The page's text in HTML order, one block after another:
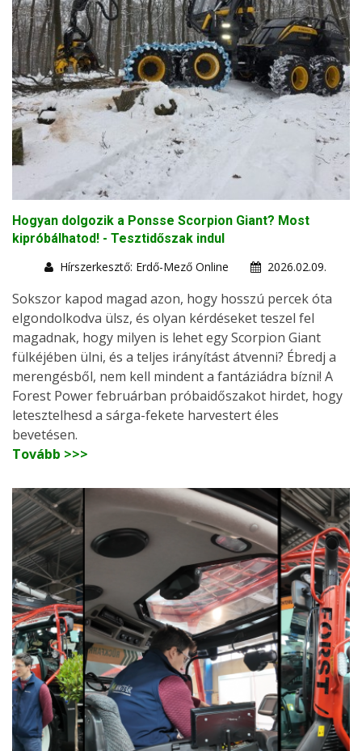
Hogyan dolgozik a Ponsse Scorpion Giant? Most
kipróbálhatod! - Tesztidőszak indul
Hírszerkesztő: Erdő-Mező Online
2026.02.09.
Sokszor kapod magad azon, hogy hosszú percek óta
elgondolkodva ülsz, és olyan kérdéseket teszel fel
magadnak, hogy milyen is lehet egy Scorpion Giant
fülkéjében ülni, és a teljes irányítást átvenni? Ébredj a
merengésből, nem kell mindent a fantáziádra bízni! A
Forest Power februárban próbaidőszakot hirdet, hogy
letesztelhesd a sárga-fekete harvestert éles
bevetésen.
Tovább >>>